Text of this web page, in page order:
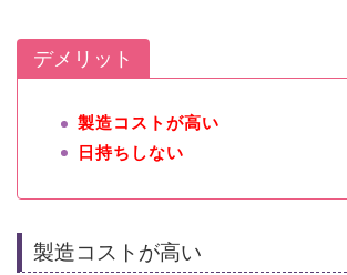
デメリット
製造コストが高い
日持ちしない
製造コストが高い